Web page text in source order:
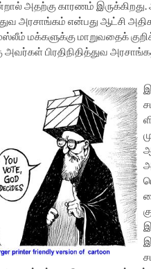
அதற்கு காரணம் இருக்கிறது.
அரசாங்கம் என்பது ஆட்சி
மக்களுக்கு மாறுவதைக்
பிரதிநிதித்துவ